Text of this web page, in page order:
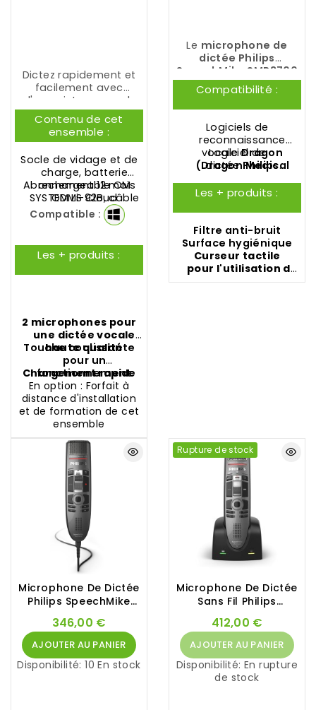
Dictez rapidement et
facilement avec
l'enregistreur vocal
OlympusDS-9100
Premium Kit OM
SYSTEM.
Contenu de cet
ensemble :
Socle de vidage et de
charge, batterie
rechargeable OM
SYSTEM Li-92B, câble
USB, bloc
d'alimentation, étui,
Abonnement 12 mois
ODMS Cloud
Compatible :
Les + produits :
2 microphones pour
une dictée vocale
haute qualité
Touche coulissante
pour un
fonctionnement
simple
Chargement rapide
En option : Forfait à
distance d'installation
et de formation de cet
ensemble
Le microphone de
dictée Philips
SpeechMike SMP3700
est la toute dernière
innovation dePHILIPS
est doté d'un
microphone premium
de qualité studio.
Compatibilité :
Logiciels de
reconnaissance
vocaleDragon
(Dragon Medical
Professional
Anywhere
Professional,...)
Logiciel de
dictéePhilips
Dictate
Les + produits :
Filtre anti-bruit
Surface hygiénique
Curseur tactile
pour l'utilisation de
la souris
Microphone De Dictée
Philips SpeechMike
346,00 €
AJOUTER AU PANIER
Disponibilité:10 En stock
Rupture de stock
Microphone De Dictée
Sans Fil Philips
412,00 €
AJOUTER AU PANIER
Disponibilité: En rupture
de stock